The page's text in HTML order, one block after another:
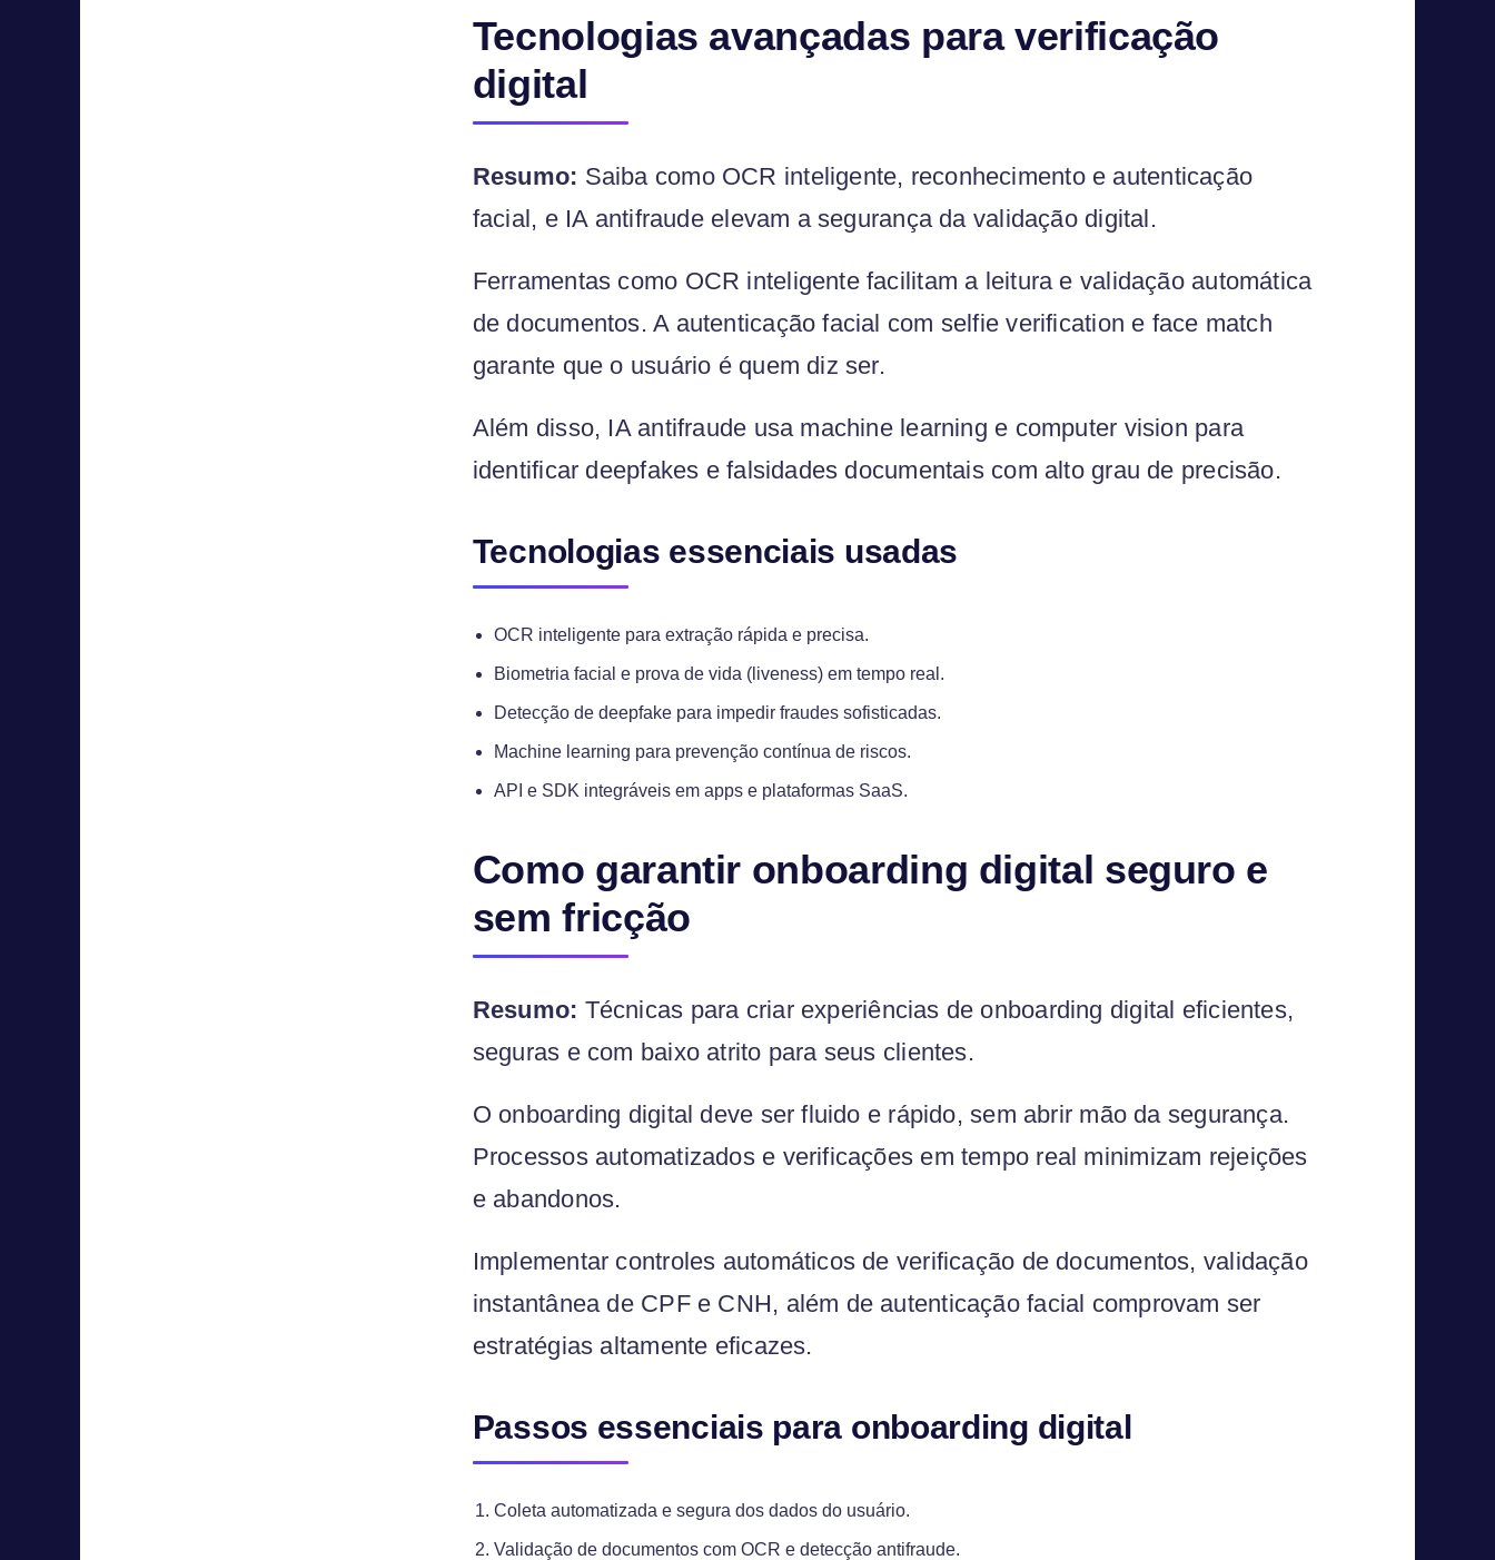
Tecnologias avançadas para verificação
digital
Resumo: Saiba como OCR inteligente, reconhecimento e autenticação
facial, e IA antifraude elevam a segurança da validação digital.
Ferramentas como OCR inteligente facilitam a leitura e validação automática
de documentos. A autenticação facial com selfie verification e face match
garante que o usuário é quem diz ser.
Além disso, IA antifraude usa machine learning e computer vision para
identificar deepfakes e falsidades documentais com alto grau de precisão.
Tecnologias essenciais usadas
OCR inteligente para extração rápida e precisa.
Biometria facial e prova de vida (liveness) em tempo real.
Detecção de deepfake para impedir fraudes sofisticadas.
Machine learning para prevenção contínua de riscos.
API e SDK integráveis em apps e plataformas SaaS.
Como garantir onboarding digital seguro e
sem fricção
Resumo: Técnicas para criar experiências de onboarding digital eficientes,
seguras e com baixo atrito para seus clientes.
O onboarding digital deve ser fluido e rápido, sem abrir mão da segurança.
Processos automatizados e verificações em tempo real minimizam rejeições
e abandonos.
Implementar controles automáticos de verificação de documentos, validação
instantânea de CPF e CNH, além de autenticação facial comprovam ser
estratégias altamente eficazes.
Passos essenciais para onboarding digital
Coleta automatizada e segura dos dados do usuário.
Validação de documentos com OCR e detecção antifraude.